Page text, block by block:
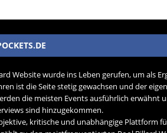
Website wurde ins Leben gerufen, um als
ist die Seite stetig gewachsen und der
die meisten Events ausführlich erwähnt
sind hinzugekommen.
kritische und unabhängige Plattform